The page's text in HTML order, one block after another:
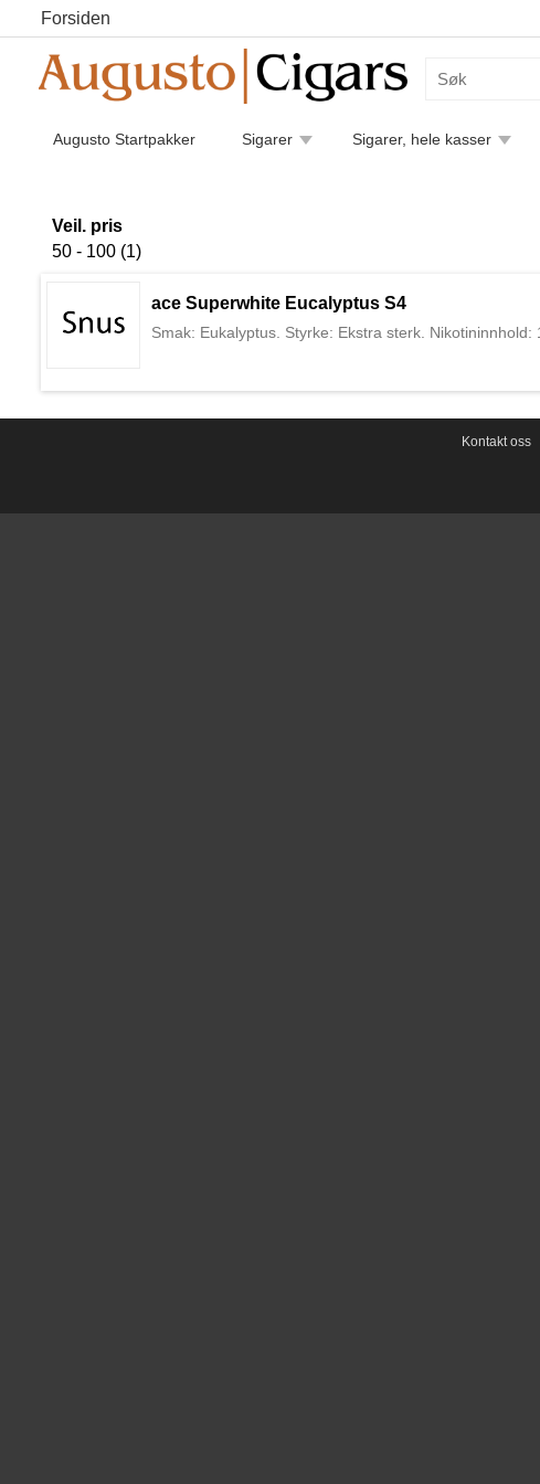
Forsiden
Augusto Startpakker Sigarer Sigarer, hele kasser
Veil. pris
50 - 100 (1)
Smak: Eukalyptus. Styrke: Ekstra sterk.
ace Superwhite Eucalyptus S4
Kontakt oss